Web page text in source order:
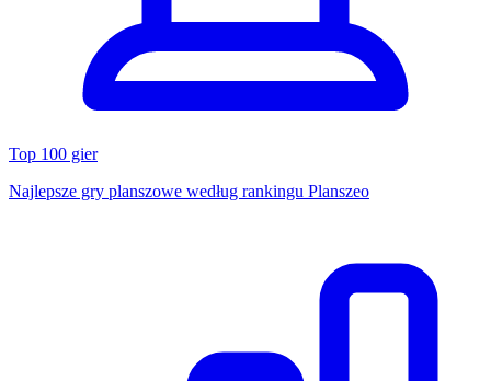
Top 100 gier
Najlepsze gry planszowe według rankingu Planszeo